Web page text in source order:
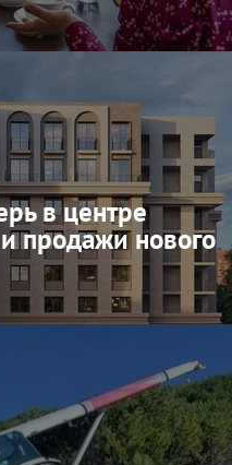
в центре
продажи нового